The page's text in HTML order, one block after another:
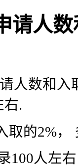
请人
人数和入
右.
取的2%，
100人左